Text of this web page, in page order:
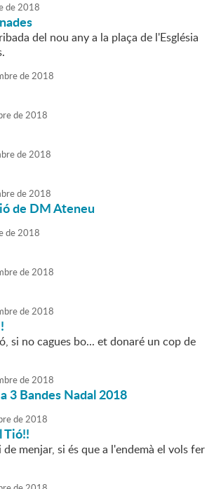
de2018
del nou any a la plaça de l'Església
de2018
de2018
de2018
de2018
de DM Ateneu
de2018
de2018
de2018
si no cagues bo... et donaré un cop de
de2018
3 Bandes Nadal 2018
de2018
Tió!!
menjar, si és que a l'endemà el vols fer